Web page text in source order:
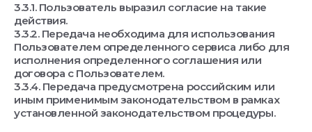
3.3.1. Пользователь выразил согласие на такие
действия.
3.3.2. Передача необходима для использования
Пользователем определенного сервиса либо для
исполнения определенного соглашения или
договора с Пользователем.
3.3.4. Передача предусмотрена российским или
иным применимым законодательством в рамках
установленной законодательством процедуры.